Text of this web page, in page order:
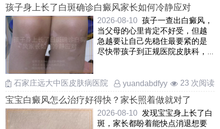
孩子身上长了白斑确诊白癜风家长如何冷静应对
2026-08-10 孩子一查出白癜风，
当父母的心里肯定不好受，但越
急越要让自己先稳住最要紧的是
尽快带孩子到正规医院皮肤科，
石家庄远大中医皮肤病医院 yuandabdfyy 23 次阅读
宝宝白癜风怎么治疗好得快？家长照着做就对了
2026-08-10 发现宝宝身上长了白
斑，家长都盼着能快点消退想要